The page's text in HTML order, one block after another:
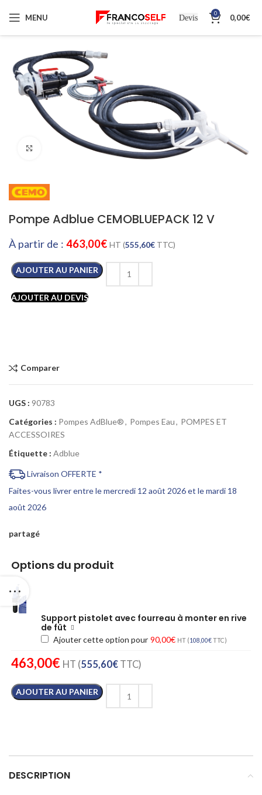
MENU Devis 0 0,00€
Cliquez pour agrandir
Pompe Adblue CEMOBLUEPACK 12 V
À partir de : 463,00€ HT (555,60€ TTC)
AJOUTER AU PANIER
AJOUTER AU DEVIS
Comparer
UGS : 90783
Catégories : Pompes AdBlue®, Pompes Eau, POMPES ET
ACCESSOIRES
Étiquette : Adblue
Livraison OFFERTE *
Faites-vous livrer entre le mercredi 12 août 2026 et le mardi 18
août 2026
partagé
Options du produit
Support pistolet avec fourreau à monter en rive
de fût
Ajouter cette option pour 90,00€ HT (108,00€TTC)
463,00€ HT (555,60€ TTC)
AJOUTER AU PANIER
DESCRIPTION